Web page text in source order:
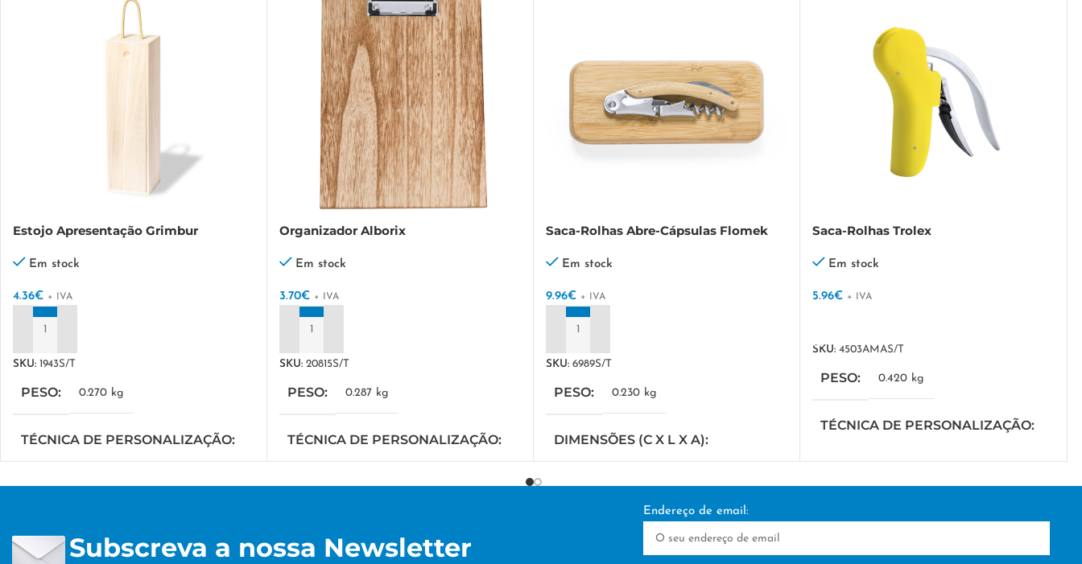
Estojo Apresentação Grimbur
Em stock
4.36€ + IVA
ADICIONAR
SKU: 1943S/T
PESO 0.270 kg
TÉCNICA DE PERSONALIZAÇÃO
Organizador Alborix
Em stock
3.70€ + IVA
ADICIONAR
SKU: 20815S/T
PESO 0.287 kg
TÉCNICA DE PERSONALIZAÇÃO
Saca-Rolhas Abre-Cápsulas Flomek
Em stock
9.96€ + IVA
ADICIONAR
SKU: 6989S/T
PESO 0.230 kg
DIMENSÕES (C X L X A)
Saca-Rolhas Trolex
Em stock
5.96€ + IVA
SKU: 4503AMAS/T
PESO 0.420 kg
TÉCNICA DE PERSONALIZAÇÃO
Subscreva a nossa Newsletter
Endereço de email: